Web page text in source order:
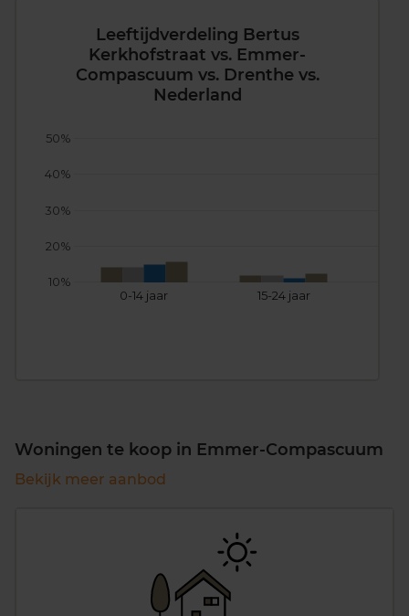
Leeftijdverdeling Bertus
Kerkhofstraat vs. Emmer-
Compascuum vs. Drenthe vs.
Nederland
0-14 jaar 15-24 jaar
10%
20%
30%
40%
50%
Woningen te koop in Emmer-Compascuum
Bekijk meer aanbod